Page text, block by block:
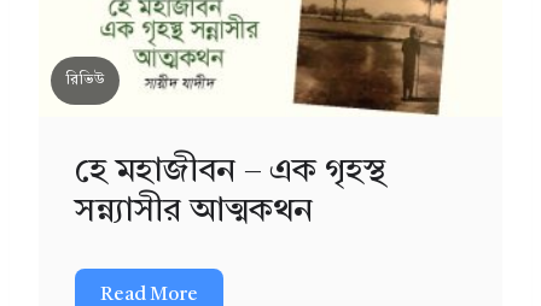
রিভিউ
হে মহাজীবন – এক গৃহস্থ
সন্ন্যাসীর আত্মকথন
Read More